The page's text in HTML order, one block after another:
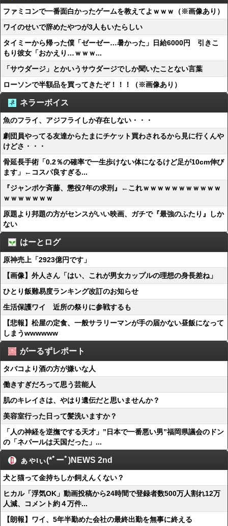
ファミコンで一番面白かったゲームを教えてよｗｗｗ（※画像あり）
ワイのせいで辞めたやつが3人もいたらしい
タイミーから帰った僕「ゼーゼー…暑かった」日給6000円 引きこ
もり彼女「おかえり…ｗｗｗ...
「サウダージ」とかいうサウダージでしか聞いたことない言葉
ローソンで半額品を買ってきたぞ！！！（※画像あり）
ネラーボイス
魚のフライ、アジフライしか存在しない・・・
劇団員やってる友達からたまにチケット買わされるから見に行くんや
けどさ・・・
骨延長手術「0.2％の確率で一生歩けない体になるけど足が10cm伸び
ます」←コスパ良すぎる...
『ジャンポケ斉藤、懲役7年の求刑』←これｗｗｗｗｗｗｗｗｗｗｗ
ｗｗｗｗｗｗｗ
原題より邦題の方がセンスがいい映画、ガチで『最強のふたり』しか
ない
はーとログ
原神売上「2923億円です」
【画像】外人さん「はい、これが男女カップルの理想の身長差ね」
ひとり飯難易度ランキング改訂のお知らせ
生活保護ワイ 近所の祭りに参戦するも
【悲報】松屋の定食、一般サラリーマンが手の届かない昼飯になって
しまうwwwwww
がーるずレポート
タバコより酒の方が嫌いな人
働きすぎだろって思う芸能人
肌のキレイさは、やはり遺伝だと思いませんか？
美容室行った日って髪洗いますか？
「人の神経を逆撫でする天才」”日本で一番悪い男”福岡県議会のドン
の「ネパールは天国だった」...
ぁゃιぃ(*ﾟーﾟ)NEWS 2nd
犬と猫って金持ちしか飼えんくない？
ヒカル「浮気OK」動画投稿から24時間で登録者数500万人割れ12万
人減、コメント約４万件...
【朗報】ワイ、5年半勤めた会社の最終出勤を無事に終える